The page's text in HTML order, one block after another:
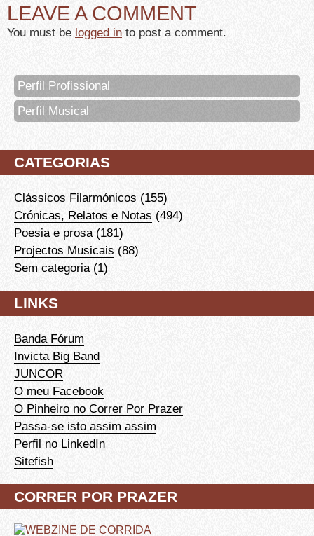
LEAVE A COMMENT
You must be logged in to post a comment.
Perfil Profissional
Perfil Musical
CATEGORIAS
Clássicos Filarmónicos (155)
Crónicas, Relatos e Notas (494)
Poesia e prosa (181)
Projectos Musicais (88)
Sem categoria (1)
LINKS
Banda Fórum
Invicta Big Band
JUNCOR
O meu Facebook
O Pinheiro no Correr Por Prazer
Passa-se isto assim assim
Perfil no LinkedIn
Sitefish
CORRER POR PRAZER